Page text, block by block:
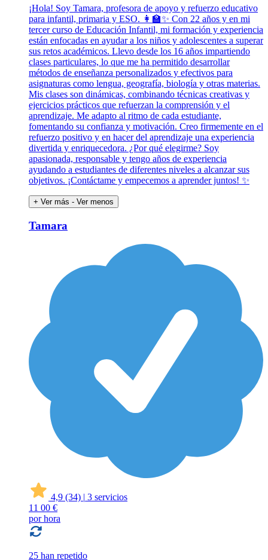
¡Hola! Soy Tamara, profesora de apoyo y refuerzo educativo
para infantil, primaria y ESO. 👩‍🏫✨ Con 22 años y en mi
tercer curso de Educación Infantil, mi formación y experiencia
están enfocadas en ayudar a los niños y adolescentes a superar
sus retos académicos. Llevo desde los 16 años impartiendo
clases particulares, lo que me ha permitido desarrollar
métodos de enseñanza personalizados y efectivos para
asignaturas como lengua, geografía, biología y otras materias.
Mis clases son dinámicas, combinando técnicas creativas y
ejercicios prácticos que refuerzan la comprensión y el
aprendizaje. Me adapto al ritmo de cada estudiante,
fomentando su confianza y motivación. Creo firmemente en el
refuerzo positivo y en hacer del aprendizaje una experiencia
divertida y enriquecedora. ¿Por qué elegirme? Soy
apasionada, responsable y tengo años de experiencia
ayudando a estudiantes de diferentes niveles a alcanzar sus
objetivos. ¡Contáctame y empecemos a aprender juntos! ✨
+ Ver más - Ver menos
Tamara
4,9 (34) | 3 servicios
11 00 €
por hora
25 han repetido